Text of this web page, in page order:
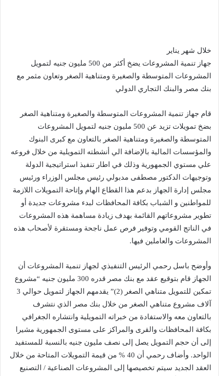
خلال شهر يناير
جهاز تنمية المشروعات يضخ أكثر من 500 مليون جنيه لتمويل
المشروعات المتوسطة والصغيرة ومتناهية الصغر وتعاون مثمر مع
بنك مصر والبنك التجاري الدولي
قام جهاز تنمية المشروعات المتوسطة والصغيرة ومتناهية الصغر
بضخ تمويلات تزيد عن 500 مليون جنيه لتمويل المشروعات
المتوسطة والصغيرة ومتناهية الصغر بالتعاون مع كبرى البنوك
والمؤسسات المالية بالإضافة الي أنشطته التمويلية من خلال فروعه
علي مستوي الجمهورية وذلك في اطار تنفيذ استراتيجية الدولة
وتوجيهات الدكتور مصطفى مدبولي رئيس مجلس الوزراء ورئيس
مجلس إدارة الجهاز بدعم هذا القطاع الهام وإتاحة التمويلات اللازمة
للمواطنين و الشباب بكافة المحافظات لبدء مشروعات جديدة أو
تطوير مشروعاتهم القائمة بهدف زيادة مساهمة هذه المشروعات
في الناتج القومي وتوفير فرص عمل ناجحة ومستقرة لأصحاب هذه
المشروعات والعاملين فيها.
وأوضح باسل رحمي الرئيس التنفيذي لجهاز تنمية المشروعات أن
الجهاز قام بتوقيع عقد مع بنك مصر قدره 300 مليون جنيه “مشروع
تمكين للتمويل متناهي الصغر (2)” يقدمهم الجهاز لتمويل حوالي 3
آلاف مشروع متناهي الصغر من خلال بنك مصر الذي نتشرف
بالتعاون معه والاستفادة من خبراته التمويلية وانتشاره الجغرافي
بكافة المحافظات والقرى والمراكز على مستوى الجمهورية مشيرا
إلى أن حجم التمويل يصل إلى نصف مليون جنيه بالنسبة للمستفيد
الواحد. وأضاف رحمي أن 40 % من قيمة التمويلات المتاحة من خلال
العقد الجديد سيتم تخصيصها إلى المشروعات الصناعية / التصنيع